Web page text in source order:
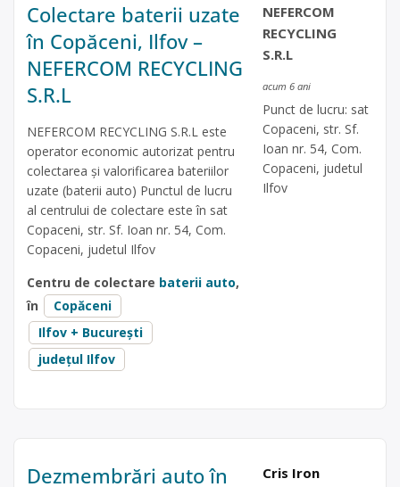
Colectare baterii uzate
în Copăceni, Ilfov –
NEFERCOM RECYCLING
S.R.L
NEFERCOM RECYCLING S.R.L este
operator economic autorizat pentru
colectarea și valorificarea bateriilor
uzate (baterii auto) Punctul de lucru
al centrului de colectare este în sat
Copaceni, str. Sf. Ioan nr. 54, Com.
Copaceni, judetul Ilfov
Centru de colectare baterii auto,
în
Copăceni
Ilfov + București
județul Ilfov
NEFERCOM
RECYCLING
S.R.L
acum 6 ani
Punct de lucru: sat
Copaceni, str. Sf.
Ioan nr. 54, Com.
Copaceni, judetul
Ilfov
Dezmembrări auto în
Cris Iron